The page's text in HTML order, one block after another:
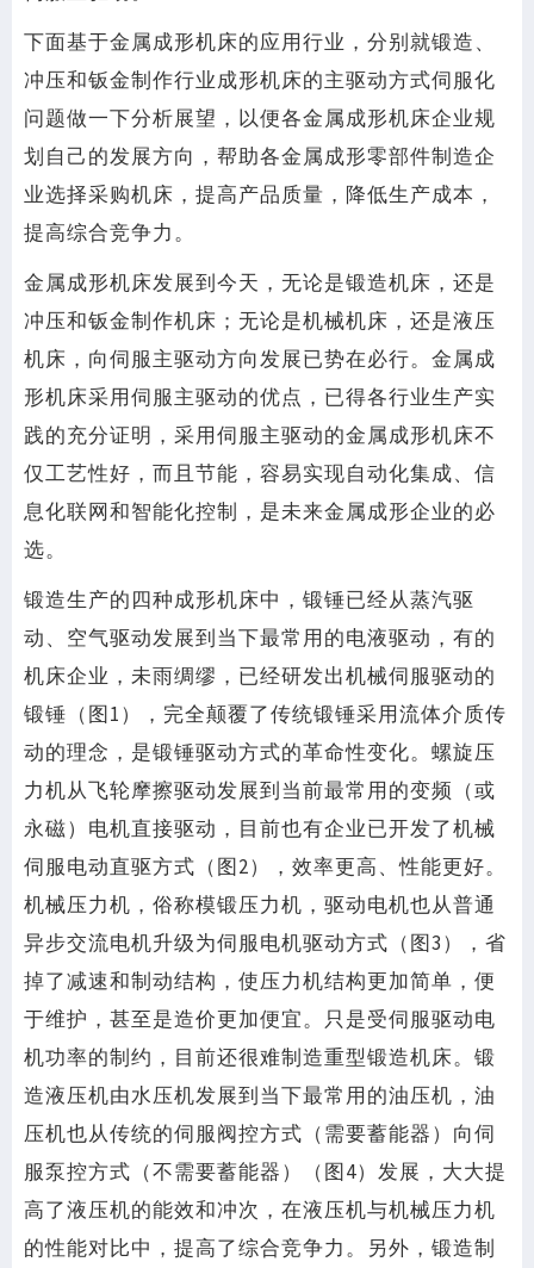
下面基于金属成形机床的应用行业，分别就锻造、
冲压和钣金制作行业成形机床的主驱动方式伺服化
问题做一下分析展望，以便各金属成形机床企业规
划自己的发展方向，帮助各金属成形零部件制造企
业选择采购机床，提高产品质量，降低生产成本，
提高综合竞争力。
金属成形机床发展到今天，无论是锻造机床，还是
冲压和钣金制作机床；无论是机械机床，还是液压
机床，向伺服主驱动方向发展已势在必行。金属成
形机床采用伺服主驱动的优点，已得各行业生产实
践的充分证明，采用伺服主驱动的金属成形机床不
仅工艺性好，而且节能，容易实现自动化集成、信
息化联网和智能化控制，是未来金属成形企业的必
选。
锻造生产的四种成形机床中，锻锤已经从蒸汽驱
动、空气驱动发展到当下最常用的电液驱动，有的
机床企业，未雨绸缪，已经研发出机械伺服驱动的
锻锤（图1），完全颠覆了传统锻锤采用流体介质传
动的理念，是锻锤驱动方式的革命性变化。螺旋压
力机从飞轮摩擦驱动发展到当前最常用的变频（或
永磁）电机直接驱动，目前也有企业已开发了机械
伺服电动直驱方式（图2），效率更高、性能更好。
机械压力机，俗称模锻压力机，驱动电机也从普通
异步交流电机升级为伺服电机驱动方式（图3），省
掉了减速和制动结构，使压力机结构更加简单，便
于维护，甚至是造价更加便宜。只是受伺服驱动电
机功率的制约，目前还很难制造重型锻造机床。锻
造液压机由水压机发展到当下最常用的油压机，油
压机也从传统的伺服阀控方式（需要蓄能器）向伺
服泵控方式（不需要蓄能器）（图4）发展，大大提
高了液压机的能效和冲次，在液压机与机械压力机
的性能对比中，提高了综合竞争力。另外，锻造制